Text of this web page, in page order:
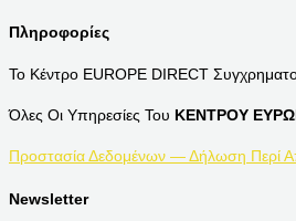
Πληροφορίες
Το Κέντρο EUROPE DIRECT
Όλες Οι Υπηρεσίες Του ΚΕΝΤΡΟΥ
Προστασία Δεδομένων — Δήλωση Περί
Newsletter